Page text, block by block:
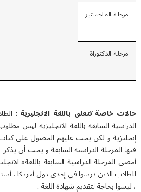
الماجستير
الدكتوراة
خاصة تتعلق باللغة الانجليزية :الطلاب
السابقة باللغة الانجليزية ليس مطلوب
و لكن يجب عليهم الحصول على كتاب من
المرحلة الدراسية السابقة و يجب أن يذكر في
المرحلة الدراسية السابقة باللغةة
الذين درسوا في إحدى دول أمريكا ، أستراليا ،
بحاجة لتقديم شهادة اللغة .